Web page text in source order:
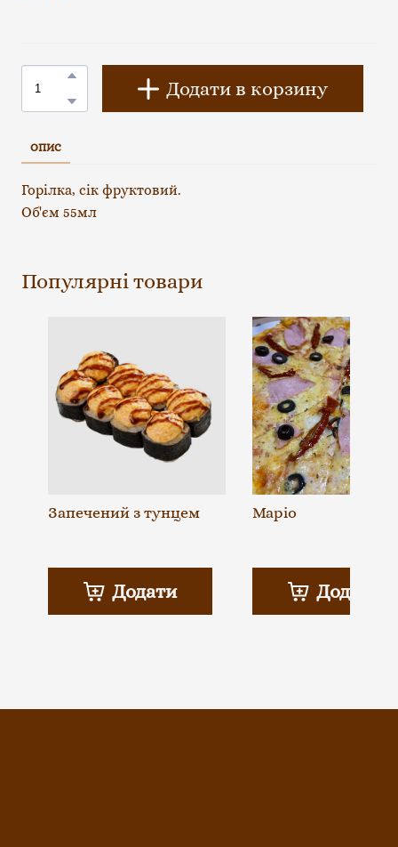
Додати в корзину
ОПИС
Горілка, сік фруктовий.
Об'єм 55мл
Популярні товари
Запечений з тунцем
Додати
Маріо
Додати